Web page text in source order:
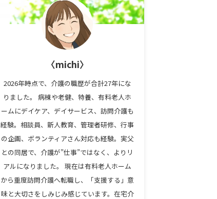
〈michi〉
2026年時点で、介護の職歴が合計27年にな
りました。 病棟や老健、特養、有料老人ホ
ームにデイケア、デイサービス、訪問介護も
経験。相談員、新人教育、管理者研修、行事
の企画、ボランティアさん対応も経験。実父
との同居で、介護が”仕事”ではなく、よりリ
アルになりました。 現在は有料老人ホーム
から重度訪問介護へ転職し、「支援する」意
味と大切さをしみじみ感じています。在宅介